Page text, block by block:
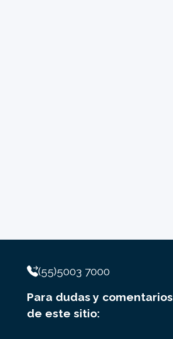
(55)5003 7000
Para dudas y comentarios
de este sitio: